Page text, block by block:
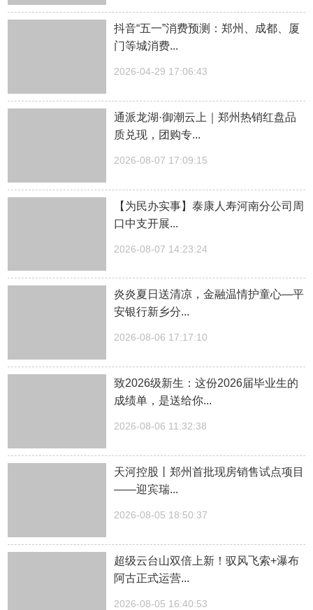
抖音“五一”消费预测：郑州、成都、厦
门等城消费...
2026-04-29 17:06:43
通派龙湖·御潮云上｜郑州热销红盘品
质兑现，团购专...
2026-08-07 17:09:15
【为民办实事】泰康人寿河南分公司周
口中支开展...
2026-08-07 14:23:24
炎炎夏日送清凉，金融温情护童心—平
安银行新乡分...
2026-08-06 17:17:10
致2026级新生：这份2026届毕业生的
成绩单，是送给你...
2026-08-06 11:32:38
天河控股丨郑州首批现房销售试点项目
——迎宾瑞...
2026-08-05 18:50:37
超级云台山双倍上新！驭风飞索+瀑布
阿古正式运营...
2026-08-05 16:40:53